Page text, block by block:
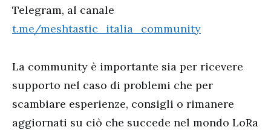
Telegram, al canale
t.me/meshtastic_italia_community
La community è importante sia per ricevere
supporto nel caso di problemi che per
scambiare esperienze, consigli o rimanere
aggiornati su ciò che succede nel mondo LoRa